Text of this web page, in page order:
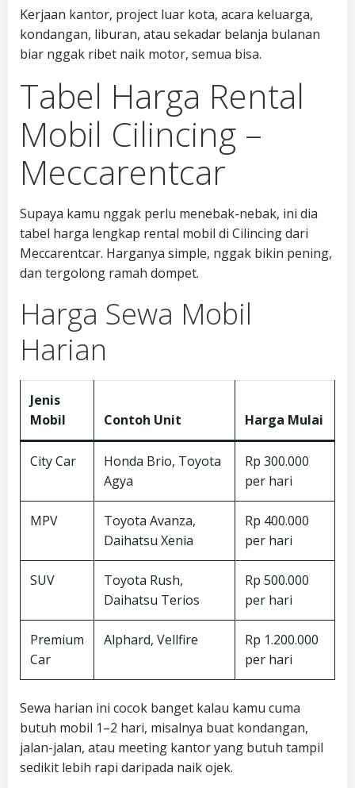
Kerjaan kantor, project luar kota, acara keluarga,
kondangan, liburan, atau sekadar belanja bulanan
biar nggak ribet naik motor, semua bisa.
Tabel Harga Rental
Mobil Cilincing –
Meccarentcar
Supaya kamu nggak perlu menebak-nebak, ini dia
tabel harga lengkap rental mobil di Cilincing dari
Meccarentcar. Harganya simple, nggak bikin pening,
dan tergolong ramah dompet.
Harga Sewa Mobil
Harian
Jenis
Mobil
Contoh Unit Harga Mulai
City Car
Honda Brio, Toyota
Agya
Rp 300.000
per hari
MPV
Toyota Avanza,
Daihatsu Xenia
Rp 400.000
per hari
SUV
Toyota Rush,
Daihatsu Terios
Rp 500.000
per hari
Premium
Car
Alphard, Vellfire
Rp 1.200.000
per hari
Sewa harian ini cocok banget kalau kamu cuma
butuh mobil 1–2 hari, misalnya buat kondangan,
jalan-jalan, atau meeting kantor yang butuh tampil
sedikit lebih rapi daripada naik ojek.